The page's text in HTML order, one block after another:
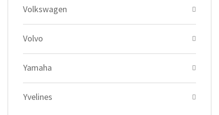
Volkswagen
Volvo
Yamaha
Yvelines